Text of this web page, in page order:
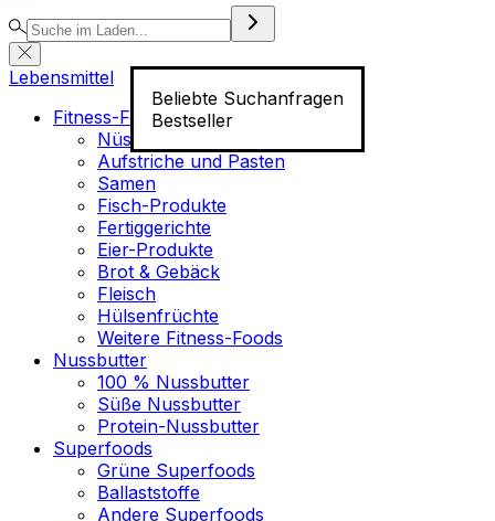
Beliebte Suchanfragen
Bestseller
Lebensmittel
Fitness-Food
Nüsse
Aufstriche und Pasten
Samen
Fisch-Produkte
Fertiggerichte
Eier-Produkte
Brot & Gebäck
Fleisch
Hülsenfrüchte
Weitere Fitness-Foods
Nussbutter
100 % Nussbutter
Süße Nussbutter
Protein-Nussbutter
Superfoods
Grüne Superfoods
Ballaststoffe
Andere Superfoods